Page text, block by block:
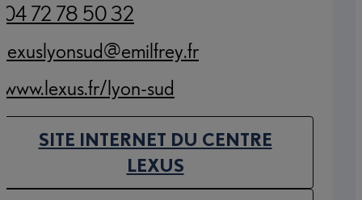
04 72 78 50 32
(Opens in new tab)
lexuslyonsud@emilfrey.fr
(Opens in new tab)
www.lexus.fr/lyon-sud
(Opens in new tab)
SITE INTERNET DU CENTRE
LEXUS(OPENS IN NEW TAB)